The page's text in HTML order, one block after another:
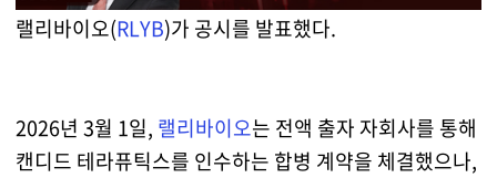
랠리바이오(RLYB)가 공시를 발표했다.
2026년 3월 1일, 랠리바이오는 전액 출자 자회사를 통해
캔디드 테라퓨틱스를 인수하는 합병 계약을 체결했으나,